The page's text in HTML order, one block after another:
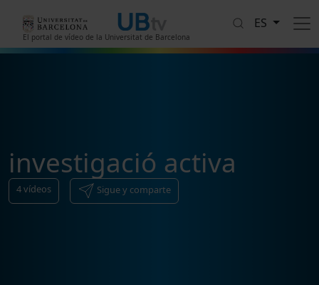
El portal de vídeo de la Universitat de Barcelona
ES
investigació activa
4vídeos Sigue y comparte